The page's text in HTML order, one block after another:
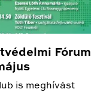
Fórum
is meghívást